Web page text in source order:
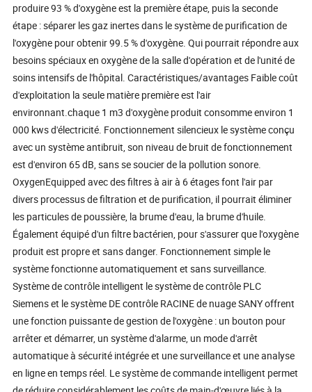
produire 93 % d'oxygène est la première étape, puis la seconde
étape : séparer les gaz inertes dans le système de purification de
l'oxygène pour obtenir 99.5 % d'oxygène. Qui pourrait répondre aux
besoins spéciaux en oxygène de la salle d'opération et de l'unité de
soins intensifs de l'hôpital. Caractéristiques/avantages Faible coût
d'exploitation la seule matière première est l'air
environnant.chaque 1 m3 d'oxygène produit consomme environ 1
000 kws d'électricité. Fonctionnement silencieux le système conçu
avec un système antibruit, son niveau de bruit de fonctionnement
est d'environ 65 dB, sans se soucier de la pollution sonore.
OxygenEquipped avec des filtres à air à 6 étages font l'air par
divers processus de filtration et de purification, il pourrait éliminer
les particules de poussière, la brume d'eau, la brume d'huile.
Également équipé d'un filtre bactérien, pour s'assurer que l'oxygène
produit est propre et sans danger. Fonctionnement simple le
système fonctionne automatiquement et sans surveillance.
Système de contrôle intelligent le système de contrôle PLC
Siemens et le système DE contrôle RACINE de nuage SANY offrent
une fonction puissante de gestion de l'oxygène : un bouton pour
arrêter et démarrer, un système d'alarme, un mode d'arrêt
automatique à sécurité intégrée et une surveillance et une analyse
en ligne en temps réel. Le système de commande intelligent permet